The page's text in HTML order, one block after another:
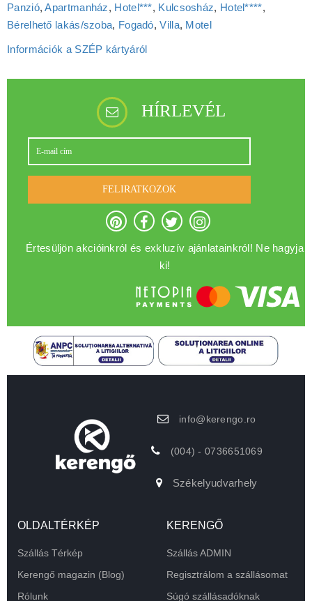
Panzió,Apartmanház, Hotel***, Kulcsosház, Hotel****,
Bérelhető lakás/szoba, Fogadó,Villa, Motel
Információk a SZÉP kártyáról
HÍRLEVÉL
FELIRATKOZOK
Értesüljön akcióinkról és exkluzív ajánlatainkról! Ne hagyja
ki!
info@kerengo.ro
(004) - 0736651069
Székelyudvarhely
OLDALTÉRKÉP
Szállás Térkép
Kerengő magazin (Blog)
Rólunk
KERENGŐ
Szállás ADMIN
Regisztrálom a szállásomat
Súgó szállásadóknak